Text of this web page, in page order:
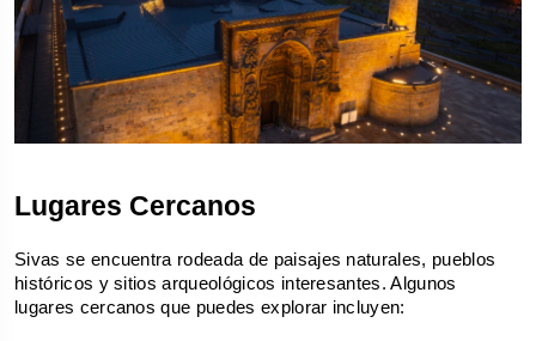
Lugares Cercanos
Sivas se encuentra rodeada de paisajes naturales, pueblos
históricos y sitios arqueológicos interesantes. Algunos
lugares cercanos que puedes explorar incluyen: